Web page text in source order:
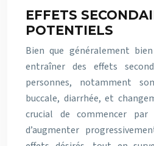
EFFETS
POTENTIELS
Bien que généralement
entraîner des effets
personnes, notamment
buccale, diarrhée, et
crucial de commencer
d’augmenter